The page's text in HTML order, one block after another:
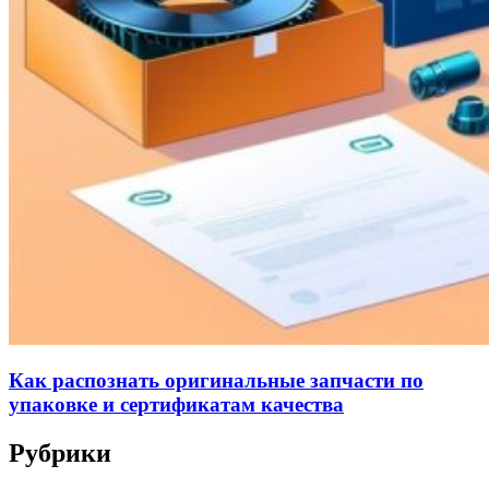
Как распознать оригинальные запчасти по
упаковке и сертификатам качества
Рубрики